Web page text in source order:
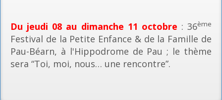
Du jeudi 08 au dimanche 11 octobre : 36ème
Festival de la Petite Enfance & de la Famille de
Pau-Béarn, à l'Hippodrome de Pau ; le thème
sera “Toi, moi, nous… une rencontre”.